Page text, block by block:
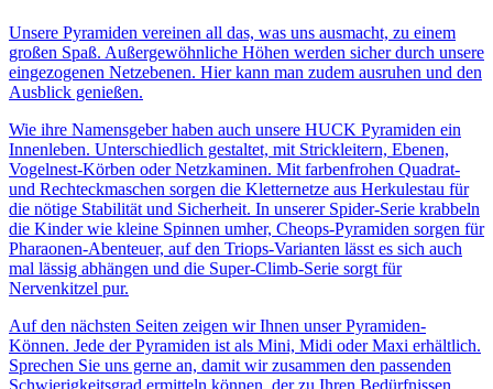
Unsere Pyramiden vereinen all das, was uns ausmacht, zu einem
großen Spaß. Außergewöhnliche Höhen werden sicher durch unsere
eingezogenen Netzebenen. Hier kann man zudem ausruhen und den
Ausblick genießen.
Wie ihre Namensgeber haben auch unsere HUCK Pyramiden ein
Innenleben. Unterschiedlich gestaltet, mit Strickleitern, Ebenen,
Vogelnest-Körben oder Netzkaminen. Mit farbenfrohen Quadrat-
und Rechteckmaschen sorgen die Kletternetze aus Herkulestau für
die nötige Stabilität und Sicherheit. In unserer Spider-Serie krabbeln
die Kinder wie kleine Spinnen umher, Cheops-Pyramiden sorgen für
Pharaonen-Abenteuer, auf den Triops-Varianten lässt es sich auch
mal lässig abhängen und die Super-Climb-Serie sorgt für
Nervenkitzel pur.
Auf den nächsten Seiten zeigen wir Ihnen unser Pyramiden-
Können. Jede der Pyramiden ist als Mini, Midi oder Maxi erhältlich.
Sprechen Sie uns gerne an, damit wir zusammen den passenden
Schwierigkeitsgrad ermitteln können, der zu Ihren Bedürfnissen